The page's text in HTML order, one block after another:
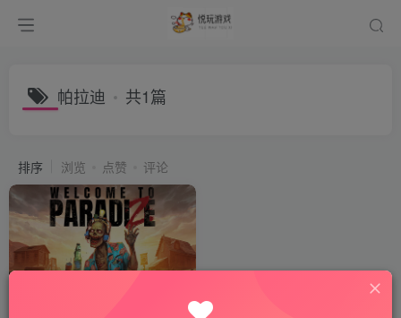
帕拉迪 共1篇
排序 浏览 点赞 评论